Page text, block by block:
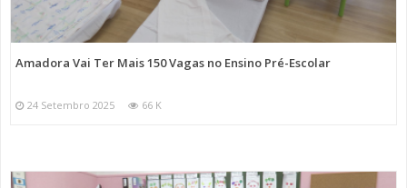
Amadora Vai Ter Mais 150 Vagas no Ensino Pré-Escolar
24 Setembro 2025 66 K